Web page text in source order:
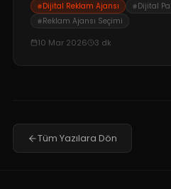
doğru dijital ajans seçiminin
inceliyoruz.
Dijital Reklam Ajansı
Dijital
Reklam Ajansı Seçimi
10 Mar 2026 3 dk
Tüm Yazılara Dön